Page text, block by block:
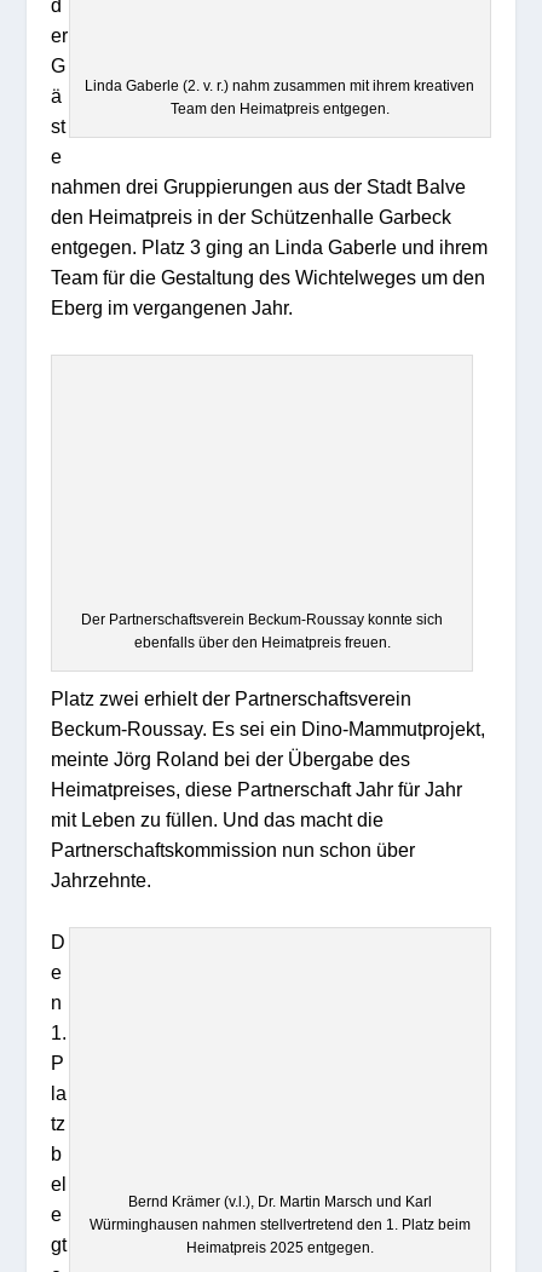
Linda Gaberle (2. v. r.) nahm zusammen mit ihrem kreativen
Team den Heimatpreis entgegen.
d
er
G
ä
st
e
nahmen drei Gruppierungen aus der Stadt Balve
den Heimatpreis in der Schützenhalle Garbeck
entgegen. Platz 3 ging an Linda Gaberle und ihrem
Team für die Gestaltung des Wichtelweges um den
Eberg im vergangenen Jahr.
Der Partnerschaftsverein Beckum-Roussay konnte sich
ebenfalls über den Heimatpreis freuen.
Platz zwei erhielt der Partnerschaftsverein
Beckum-Roussay. Es sei ein Dino-Mammutprojekt,
meinte Jörg Roland bei der Übergabe des
Heimatpreises, diese Partnerschaft Jahr für Jahr
mit Leben zu füllen. Und das macht die
Partnerschaftskommission nun schon über
Jahrzehnte.
Bernd Krämer (v.l.), Dr. Martin Marsch und Karl
Würminghausen nahmen stellvertretend den 1. Platz beim
Heimatpreis 2025 entgegen.
D
e
n
1.
P
la
tz
b
el
e
gt